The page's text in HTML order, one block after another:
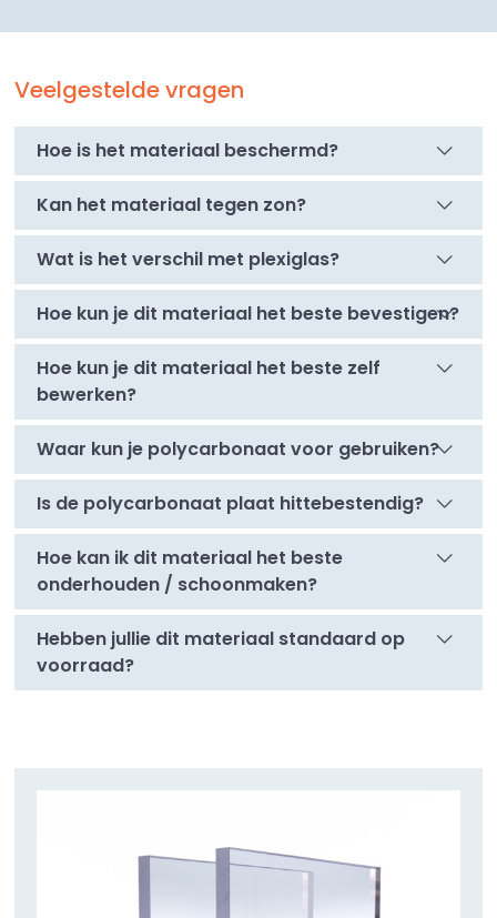
Veelgestelde vragen
Hoe is het materiaal beschermd?
Kan het materiaal tegen zon?
Wat is het verschil met plexiglas?
Hoe kun je dit materiaal het beste bevestigen?
Hoe kun je dit materiaal het beste zelf
bewerken?
Waar kun je polycarbonaat voor gebruiken?
Is de polycarbonaat plaat hittebestendig?
Hoe kan ik dit materiaal het beste
onderhouden / schoonmaken?
Hebben jullie dit materiaal standaard op
voorraad?